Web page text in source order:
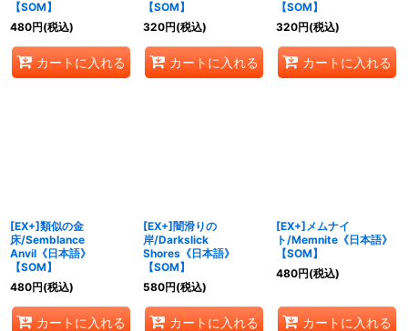
【SOM】
480円(税込)
カートに入れる
【SOM】
320円(税込)
カートに入れる
【SOM】
320円(税込)
カートに入れる
[EX+]類似の金
床/Semblance
Anvil《日本語》
【SOM】
480円(税込)
カートに入れる
[EX+]闇滑りの
岸/Darkslick
Shores《日本語》
【SOM】
580円(税込)
カートに入れる
[EX+]メムナイ
ト/Memnite《日本語》
【SOM】
480円(税込)
カートに入れる